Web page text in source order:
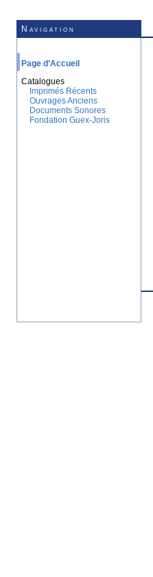
Navigation
Page d’Accueil
Catalogues
Imprimés Récents
Ouvrages Anciens
Documents Sonores
Fondation Guex-Joris